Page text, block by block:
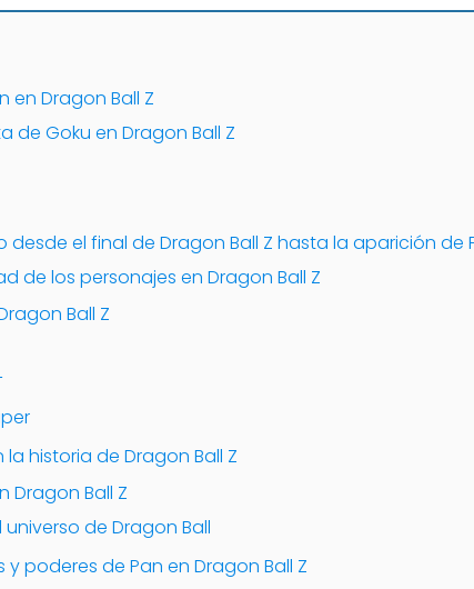
en Dragon Ball Z
de Goku en Dragon Ball Z
el final de Dragon Ball Z hasta la aparición de
de los personajes en Dragon Ball Z
Ball Z
historia de Dragon Ball Z
Dragon Ball Z
de Dragon Ball
poderes de Pan en Dragon Ball Z